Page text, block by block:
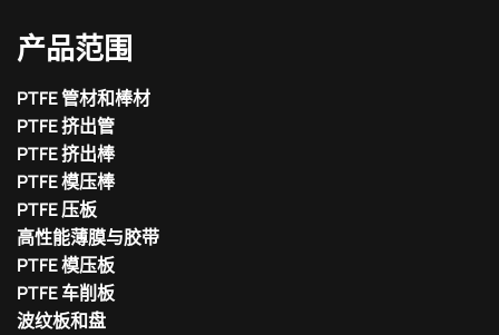
产品范围
PTFE 管材和棒材
PTFE 挤出管
PTFE 挤出棒
PTFE 模压棒
PTFE 压板
高性能薄膜与胶带
PTFE 模压板
PTFE 车削板
波纹板和盘